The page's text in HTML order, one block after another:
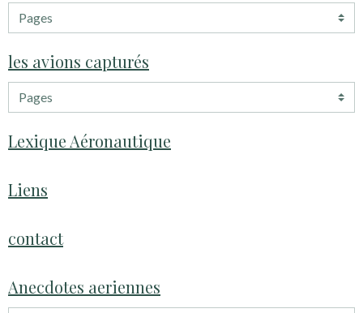
les avions capturés
Lexique Aéronautique
Liens
contact
Anecdotes aeriennes